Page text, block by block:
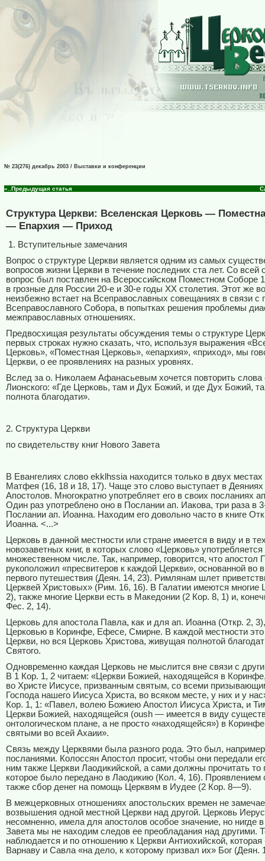
№ 23(276) декабрь 2003 / Выставки и конференции
«..Предыдущая статья
Структура Церкви: Вселенская Церковь —
— Епархия — Приход
1. Вступительные замечания
Вопрос о структуре Церкви является одним из самых
вопросов жизни Церкви в течение последних ста лет. Со всей
вопрос был поставлен на Всероссийском Поместном Соборе
в грозные для России 20-е и 30-е годы ХХ столетия. Этот же
неизбежно встает на Всеправославных совещаниях в связи с
Всеправославного Собора, в попытках решения проблемы
межправославных отношениях.
Предвосхищая результаты обсуждения темы о структуре
первых строках нужно сказать, что, используя выражения
Церковь», «Поместная Церковь», «епархия», «приход», мы
Церкви, о ее проявлениях на разных уровнях.
Вслед за о. Николаем Афанасьевым хочется повторить слова
Лионского: «Где Церковь, там и Дух Божий, и где Дух Божий,
полнота благодати».
2. Структура Церкви
по свидетельству книг Нового Завета
В Евангелиях слово ekklhssia находится только в двух местах
Матфея (16, 18 и 18, 17). Чаще это слово выступает в
Апостолов. Многократно употребляет его в своих посланиях
Один раз употреблено оно в Послании ап. Иакова, три раза в
Послании ап. Иоанна. Находим его довольно часто в книге
Иоанна. <...>
Церковь в данной местности или стране имеется в виду и в
новозаветных книг, в которых слово «Церковь» употребляется
множественном числе. Так, например, говорится, что апостол
рукоположил «пресвитеров к каждой Церкви», основанной во
первого путешествия (Деян. 14, 23). Римлянам шлет
Церквей Христовых» (Рим. 16, 16). В Галатии имеются многие
2), также многие Церкви есть в Македонии (2 Кор. 8, 1) и,
Фес. 2, 14).
Церковь для апостола Павла, как и для ап. Иоанна (Откр. 2,
Церковью в Коринфе, Ефесе, Смирне. В каждой местности это
Церкви, но вся Церковь Христова, живущая полнотой
Святого.
Одновременно каждая Церковь не мыслится вне связи с
В 1 Кор. 1, 2 читаем: «Церкви Божией, находящейся в
во Христе Иисусе, призванным святым, со всеми
Господа нашего Иисуса Христа, во всяком месте, у них и у
Кор. 1, 1: «Павел, волею Божиею Апостол Иисуса Христа, и
Церкви Божией, находящейся (oush — имеется в виду
онтологическом плане, а не просто «находящейся») в
святыми во всей Ахаии».
Связь между Церквями была разного рода. Это был,
посланиями. Колоссян Апостол просит, чтобы они передали
ним также Церкви Лаодикийской, а сами должны прочитать то
которое было передано в Лаодикию (Кол. 4, 16). Проявлением
также сбор денег на помощь Церквям в Иудее (2 Кор. 8—9).
В межцерковных отношениях апостольских времен не
возвышения одной местной Церкви над другой. Церковь
несомненно, имела для апостолов особое значение, но нигде в
Завета мы не находим следов ее преобладания над другими.
наблюдается и по отношению к Церкви Антиохийской, которая
Варнаву и Савла «на дело, к которому призвал их» Бог (Деян.